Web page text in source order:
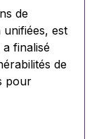
de
est
finalisé
de
pour